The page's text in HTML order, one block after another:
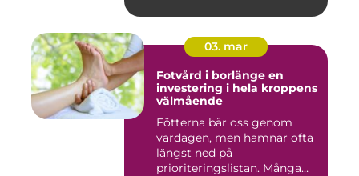
03. mar
Fotvård i borlänge en
investering i hela kroppens
välmående
Fötterna bär oss genom
vardagen, men hamnar ofta
längst ned på
prioriteringslistan. Många